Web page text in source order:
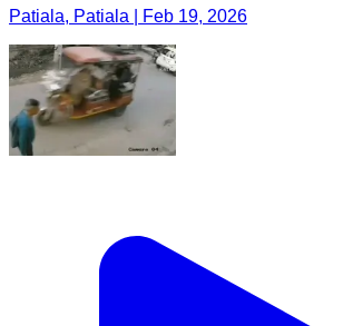
Patiala, Patiala | Feb 19, 2026